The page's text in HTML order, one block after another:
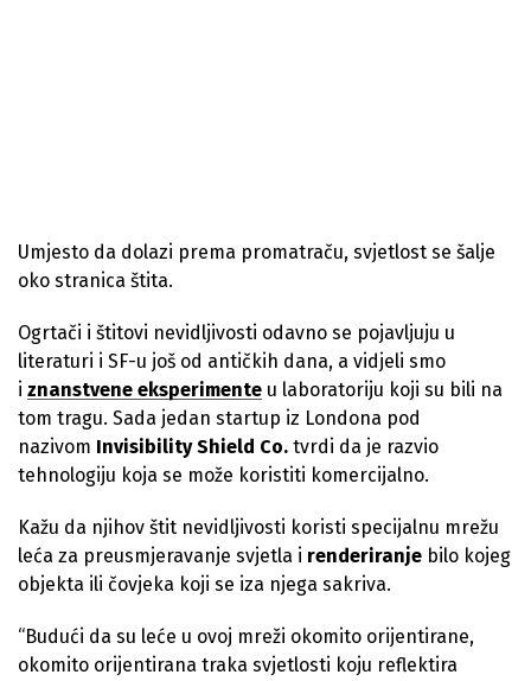
Umjesto da dolazi prema promatraču, svjetlost se šalje
oko stranica štita.
Ogrtači i štitovi nevidljivosti odavno se pojavljuju u
literaturi i SF-u još od antičkih dana, a vidjeli smo
i znanstvene eksperimente u laboratoriju koji su bili na
tom tragu. Sada jedan startup iz Londona pod
nazivom Invisibility Shield Co. tvrdi da je razvio
tehnologiju koja se može koristiti komercijalno.
Kažu da njihov štit nevidljivosti koristi specijalnu mrežu
leća za preusmjeravanje svjetla i renderiranje bilo kojeg
objekta ili čovjeka koji se iza njega sakriva.
“Budući da su leće u ovoj mreži okomito orijentirane,
okomito orijentirana traka svjetlosti koju reflektira